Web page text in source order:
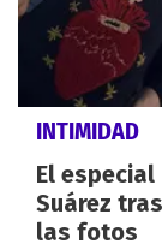
INTIMIDAD
El
Suárez
las fotos